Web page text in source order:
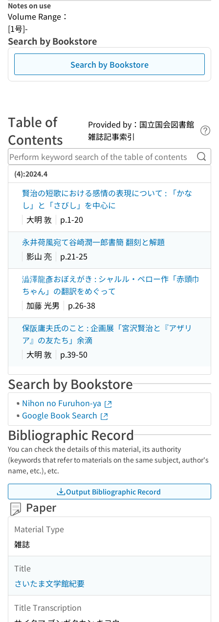
Notes on use
Volume Range：
[1号]-
Search by Bookstore
Search by Bookstore
Table of
Contents
Provided by：国立国会図書館
雑誌記事索引
(4):2024.4
賢治の短歌における感情の表現について : 「かな
し」と「さびし」を中心に
大明 敦
p.1-20
永井荷風宛て谷崎潤一郎書簡 翻刻と解題
影山 亮
p.21-25
澁澤龍彥おぼえがき : シャルル・ペロー作「赤頭巾
ちゃん」の翻訳をめぐって
加藤 光男
p.26-38
保阪庸夫氏のこと : 企画展「宮沢賢治と『アザリ
ア』の友たち」余滴
大明 敦
p.39-50
Search by Bookstore
Nihon no Furuhon-ya
Google Book Search
Bibliographic Record
You can check the details of this material, its authority
(keywords that refer to materials on the same subject, author's
name, etc.), etc.
Output Bibliographic Record
Paper
Material Type
雑誌
Title
さいたま文学館紀要
Title Transcription